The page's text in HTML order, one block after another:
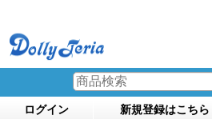
ログイン 新規登録はこちら